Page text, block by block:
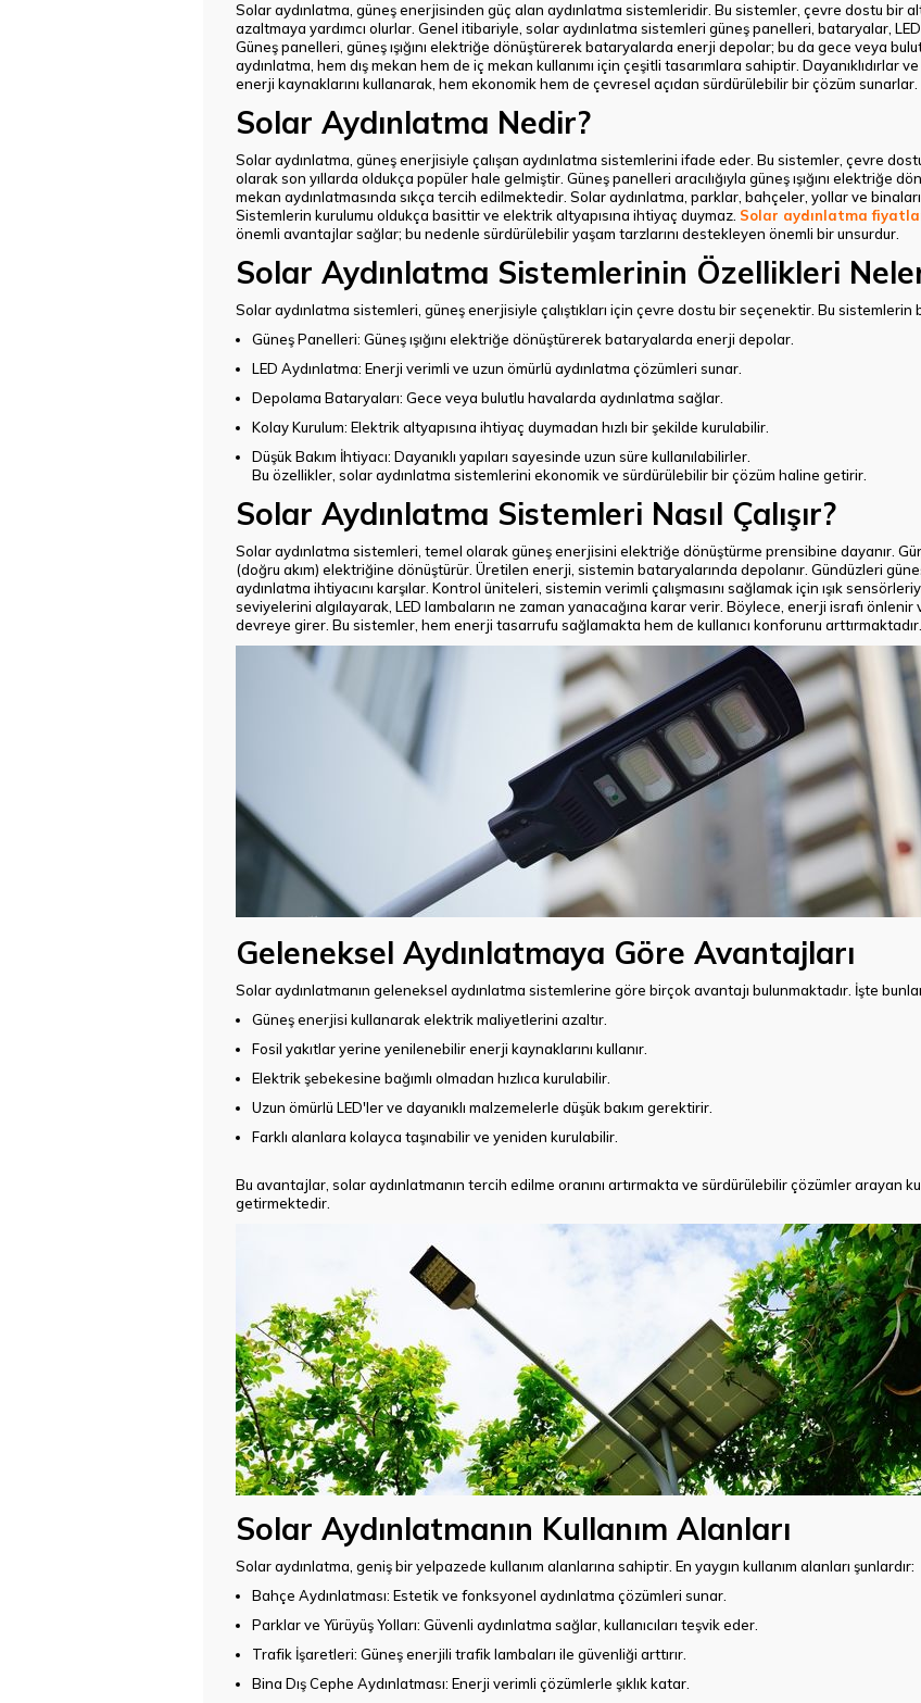
Solar aydınlatma, güneş enerjisinden güç alan aydınlatma sistemleridir. Bu sistemler, çevre dostu bir
azaltmaya yardımcı olurlar. Genel itibariyle, solar aydınlatma sistemleri güneş panelleri, bataryalar,
Güneş panelleri, güneş ışığını elektriğe dönüştürerek bataryalarda enerji depolar; bu da gece veya
aydınlatma, hem dış mekan hem de iç mekan kullanımı için çeşitli tasarımlara sahiptir. Dayanıklıdırlar
enerji kaynaklarını kullanarak, hem ekonomik hem de çevresel açıdan sürdürülebilir bir çözüm sunarlar.
Solar Aydınlatma Nedir?
Solar aydınlatma, güneş enerjisiyle çalışan aydınlatma sistemlerini ifade eder. Bu sistemler, çevre
olarak son yıllarda oldukça popüler hale gelmiştir. Güneş panelleri aracılığıyla güneş ışığını elektriğe
mekan aydınlatmasında sıkça tercih edilmektedir. Solar aydınlatma, parklar, bahçeler, yollar ve
Sistemlerin kurulumu oldukça basittir ve elektrik altyapısına ihtiyaç duymaz. Solar aydınlatma
önemli avantajlar sağlar; bu nedenle sürdürülebilir yaşam tarzlarını destekleyen önemli bir unsurdur.
Solar Aydınlatma Sistemlerinin Özellikleri
Solar aydınlatma sistemleri, güneş enerjisiyle çalıştıkları için çevre dostu bir seçenektir. Bu sistemlerin
Güneş Panelleri: Güneş ışığını elektriğe dönüştürerek bataryalarda enerji depolar.
LED Aydınlatma: Enerji verimli ve uzun ömürlü aydınlatma çözümleri sunar.
Depolama Bataryaları: Gece veya bulutlu havalarda aydınlatma sağlar.
Kolay Kurulum: Elektrik altyapısına ihtiyaç duymadan hızlı bir şekilde kurulabilir.
Düşük Bakım İhtiyacı: Dayanıklı yapıları sayesinde uzun süre kullanılabilirler.
Bu özellikler, solar aydınlatma sistemlerini ekonomik ve sürdürülebilir bir çözüm haline getirir.
Solar Aydınlatma Sistemleri Nasıl Çalışır?
Solar aydınlatma sistemleri, temel olarak güneş enerjisini elektriğe dönüştürme prensibine dayanır.
(doğru akım) elektriğine dönüştürür. Üretilen enerji, sistemin bataryalarında depolanır. Gündüzleri
aydınlatma ihtiyacını karşılar. Kontrol üniteleri, sistemin verimli çalışmasını sağlamak için ışık
seviyelerini algılayarak, LED lambaların ne zaman yanacağına karar verir. Böylece, enerji israfı
devreye girer. Bu sistemler, hem enerji tasarrufu sağlamakta hem de kullanıcı konforunu arttırmaktadır.
Geleneksel Aydınlatmaya Göre Avantajları
Solar aydınlatmanın geleneksel aydınlatma sistemlerine göre birçok avantajı bulunmaktadır. İşte
Güneş enerjisi kullanarak elektrik maliyetlerini azaltır.
Fosil yakıtlar yerine yenilenebilir enerji kaynaklarını kullanır.
Elektrik şebekesine bağımlı olmadan hızlıca kurulabilir.
Uzun ömürlü LED'ler ve dayanıklı malzemelerle düşük bakım gerektirir.
Farklı alanlara kolayca taşınabilir ve yeniden kurulabilir.
Bu avantajlar, solar aydınlatmanın tercih edilme oranını artırmakta ve sürdürülebilir çözümler arayan
getirmektedir.
Solar Aydınlatmanın Kullanım Alanları
Solar aydınlatma, geniş bir yelpazede kullanım alanlarına sahiptir. En yaygın kullanım alanları şunlardır:
Bahçe Aydınlatması: Estetik ve fonksyonel aydınlatma çözümleri sunar.
Parklar ve Yürüyüş Yolları: Güvenli aydınlatma sağlar, kullanıcıları teşvik eder.
Trafik İşaretleri: Güneş enerjili trafik lambaları ile güvenliği arttırır.
Bina Dış Cephe Aydınlatması: Enerji verimli çözümlerle şıklık katar.